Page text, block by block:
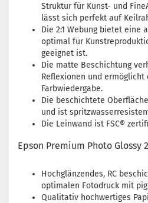
Struktur für Kunst- und
lässt sich perfekt auf
Die 2:1 Webung bietet eine
optimal für
geeignet ist.
Die matte Beschichtung
Reflexionen und ermöglicht
Farbwiedergabe.
Die beschichtete
und ist
Die Leinwand ist FSC®
Epson Premium Photo Glossy
Hochglänzendes, RC
optimalen Fotodruck mit
Qualitativ hochwertiges